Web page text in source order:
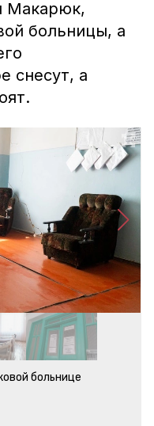
Макарюк,
больницы, а
снесут, а
больнице